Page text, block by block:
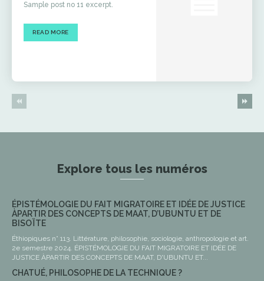
Sample post no 11 excerpt.
READ MORE
Explore tous les numéros
ÉPISTÉMOLOGIE DU FAIT MIGRATOIRE ET IDÉE DE JUSTICE
ÀPARTIR DES CONCEPTS DE MAAT, D’UBUNTU ET DE
BISOÏTE
Éthiopiques n° 113. Littérature, philosophie, sociologie, anthropologie et art.
2e semestre 2024. ÉPISTÉMOLOGIE DU FAIT MIGRATOIRE ET IDÉE DE
JUSTICE ÀPARTIR DES CONCEPTS DE MAAT, D'UBUNTU ET...
CHATUÉ, PHILOSOPHE DE LA TECHNIQUE ?